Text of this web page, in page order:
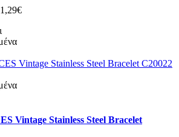
Vintage Stainless Steel Bracelet